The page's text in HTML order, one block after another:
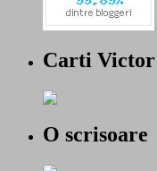
Carti Victor
O scrisoare